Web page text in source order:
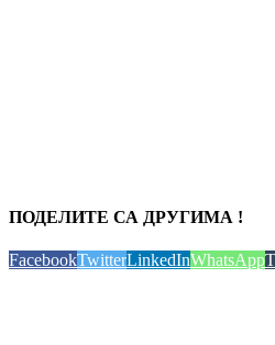
ПОДЕЛИТЕ СА ДРУГИМА !
FacebookTwitterLinkedInWhatsApp